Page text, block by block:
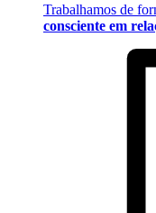
Trabalhamos de
consciente em